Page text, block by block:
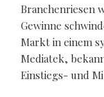
Branchenriesen
Gewinne
Markt in einem
Mediatek,
Einstiegs- und